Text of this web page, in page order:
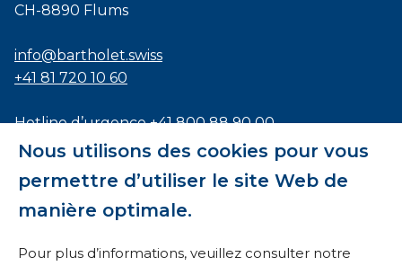
Nous utilisons des cookies pour vous
permettre d’utiliser le site Web de
manière optimale.
Pour plus d’informations, veuillez consulter notre
CH-8890 Flums
info@bartholet.swiss
+41 81 720 10 60
Hotline d’urgence+41 800 88 90 00
ISO3834